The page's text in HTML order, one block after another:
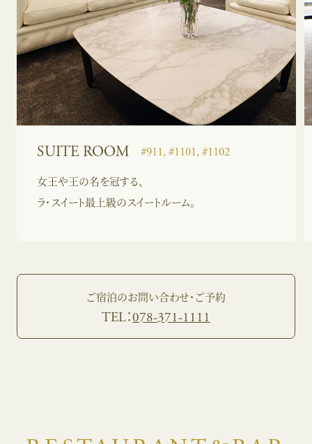
SUITE ROOM #911, #1101, #1102
女王や王の名を冠する、
ラ・スイート最上級のスイートルーム。
ご宿泊のお問い合わせ・ご予約
TEL：078-371-1111